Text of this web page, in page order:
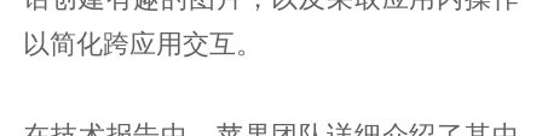
以简化跨应用交互。